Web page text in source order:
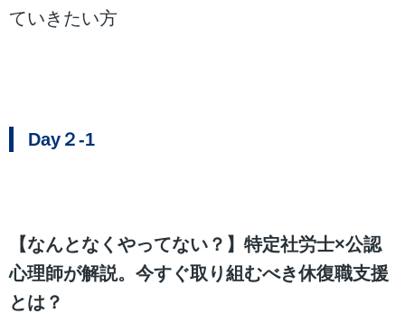
ていきたい方
Day２-1
【なんとなくやってない？】特定社労士×公認
心理師が解説。今すぐ取り組むべき休復職支援
とは？